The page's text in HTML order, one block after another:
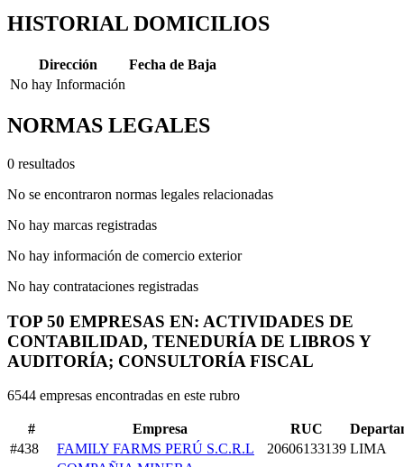
HISTORIAL DOMICILIOS
Dirección
Fecha de Baja
No hay Información
NORMAS LEGALES
0 resultados
No se encontraron normas legales relacionadas
No hay marcas registradas
No hay información de comercio exterior
No hay contrataciones registradas
TOP 50 EMPRESAS EN: ACTIVIDADES DE
CONTABILIDAD, TENEDURÍA DE LIBROS Y
AUDITORÍA; CONSULTORÍA FISCAL
6544 empresas encontradas en este rubro
# Empresa RUC
#438
FAMILY FARMS PERÚ S.C.R.L 20606133139 LIMA